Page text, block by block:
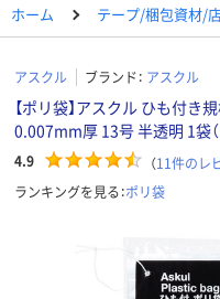
ホーム テープ/梱包資材/
アスクル ブランド： アスクル
【ポリ袋】アスクル ひも付き
0.007mm厚 13号 半透明 1袋
4.9 （11件のレ
ランキングを見る：ポリ袋